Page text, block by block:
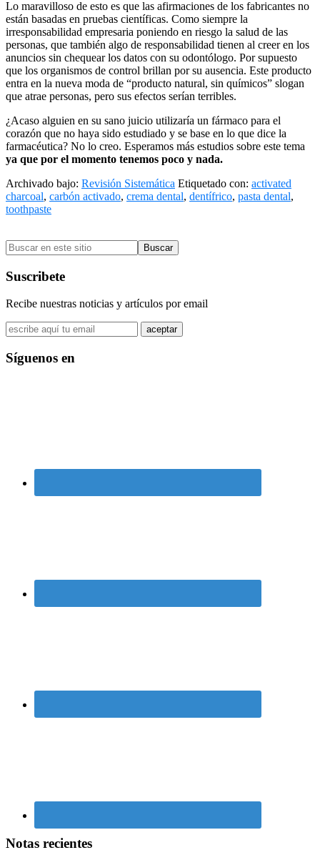
Lo maravilloso de esto es que las afirmaciones de los fabricantes no
están basadas en pruebas científicas. Como siempre la
irresponsabilidad empresaria poniendo en riesgo la salud de las
personas, que también algo de responsabilidad tienen al creer en los
anuncios sin chequear los datos con su odontólogo. Por supuesto
que los organismos de control brillan por su ausencia. Este producto
entra en la nueva moda de “producto natural, sin químicos” slogan
que atrae personas, pero sus efectos serían terribles.
¿Acaso alguien en su sano juicio utilizaría un fármaco para el
corazón que no haya sido estudiado y se base en lo que dice la
farmacéutica? No lo creo. Esperamos más estudios sobre este tema
ya que por el momento tenemos poco y nada.
Archivado bajo: Revisión Sistemática Etiquetado con: activated
charcoal, carbón activado, crema dental, dentífrico, pasta dental,
toothpaste
Barra
lateral
primaria
Buscar
en
este
sitio
Suscribete
Recibe nuestras noticias y artículos por email
Síguenos en
Notas recientes